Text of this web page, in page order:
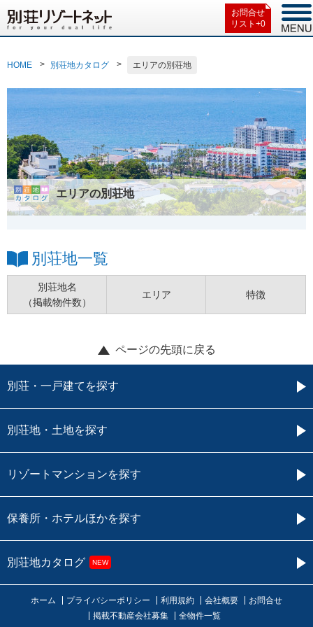
お問合せ
リスト+0
HOME 別荘地カタログ エリアの別荘地
エリアの別荘地
別荘地一覧
別荘地名
（掲載物件数）
エリア 特徴
ページの先頭に戻る
別荘・一戸建てを探す
別荘地・土地を探す
リゾートマンションを探す
保養所・ホテルほかを探す
別荘地カタログ NEW
ホーム プライバシーポリシー 利用規約 会社概要
お問合せ
掲載不動産会社募集
全物件一覧